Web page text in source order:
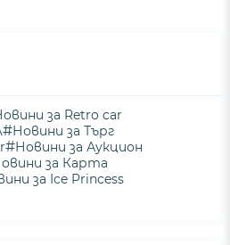
за Retro car
#Новини за Търг
#Новини за Аукцион
за Карта
за Ice Princess